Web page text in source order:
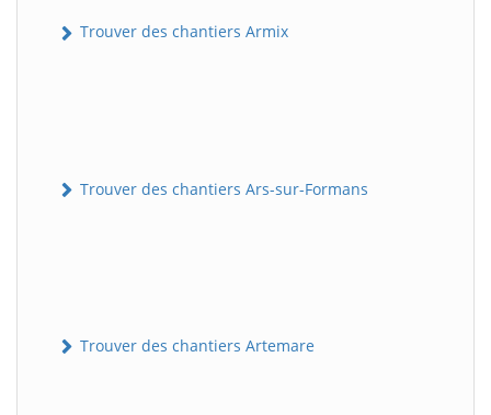
Trouver des chantiers Armix
Trouver des chantiers Ars-sur-Formans
Trouver des chantiers Artemare